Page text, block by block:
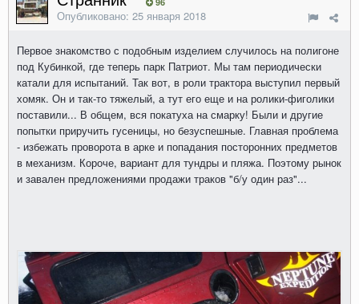
Опубликовано: 25 января 2018
Первое знакомство с подобным изделием случилось на полигоне
под Кубинкой, где теперь парк Патриот. Мы там периодически
катали для испытаний. Так вот, в роли трактора выступил первый
хомяк. Он и так-то тяжелый, а тут его еще и на ролики-фиголики
поставили... В общем, вся покатуха на смарку! Были и другие
попытки приручить гусеницы, но безуспешные. Главная проблема
- избежать проворота в арке и попадания посторонних предметов
в механизм. Короче, вариант для тундры и пляжа. Поэтому рынок
и завален предложениями продажи траков "б/у один раз"...